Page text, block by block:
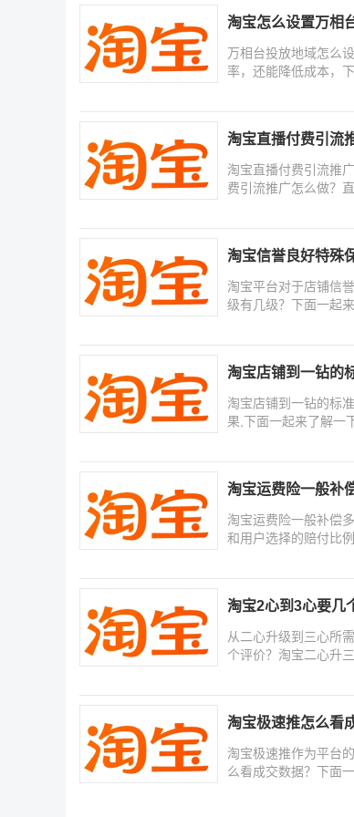
淘宝怎么设置万相
万相台投放地域怎么
率，还能降低成本，
淘宝直播付费引流
淘宝直播付费引流推
费引流推广怎么做？
淘宝信誉良好特殊
淘宝平台对于店铺信
级有几级？下面一起
淘宝店铺到一钻的
淘宝店铺到一钻的标
果,下面一起来了解一
淘宝运费险一般补
淘宝运费险一般补偿
和用户选择的赔付比
淘宝2心到3心要几
从二心升级到三心所
个评价？淘宝二心升
淘宝极速推怎么看
淘宝极速推作为平台
么看成交数据？下面